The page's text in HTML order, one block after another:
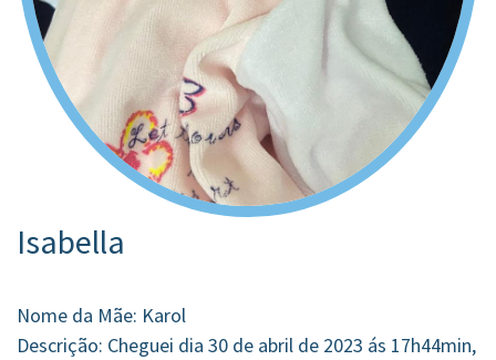
Isabella
Nome da Mãe: Karol
Descrição: Cheguei dia 30 de abril de 2023 ás 17h44min,